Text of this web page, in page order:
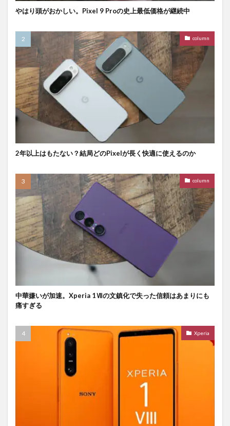
やはり頭がおかしい。Pixel 9 Proの史上最低価格が継続中
column
2年以上はもたない？結局どのPixelが長く快適に使えるのか
column
中華嫌いが加速。Xperia 1Ⅶの文鎮化で失った信頼はあまりにも
痛すぎる
Xperia